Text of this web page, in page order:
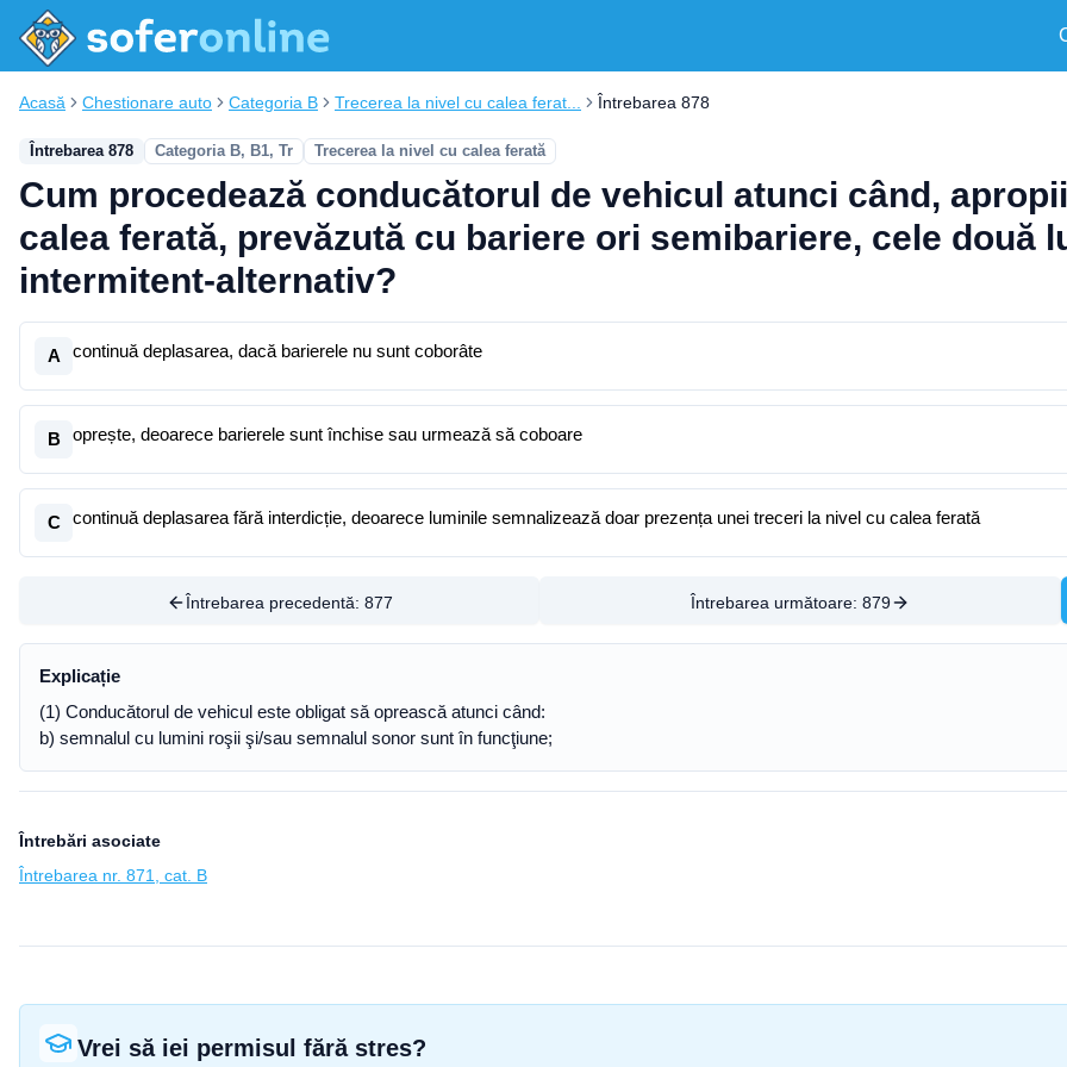
Acasă Chestionare auto Categoria B Trecerea la nivel cu calea ferat... Întrebarea 878
Întrebarea 878 Categoria B, B1, Tr Trecerea la nivel cu calea ferată
Cum procedează conducătorul de vehicul atunci când,
calea ferată, prevăzută cu bariere ori semibariere, cele două
intermitent-alternativ?
A continuă deplasarea, dacă barierele nu sunt coborâte
B oprește, deoarece barierele sunt închise sau urmează să coboare
C continuă deplasarea fără interdicție, deoarece luminile semnalizează doar prezența unei treceri la nivel cu calea ferată
Întrebarea precedentă: 877 Întrebarea următoare: 879
Explicație
(1) Conducătorul de vehicul este obligat să oprească atunci când:
b) semnalul cu lumini roşii şi/sau semnalul sonor sunt în funcţiune;
Întrebări asociate
Întrebarea nr. 871, cat. B
Vrei să iei permisul fără stres?